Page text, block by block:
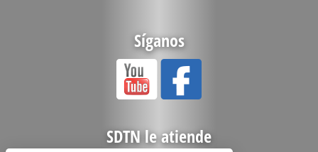
Síganos
SDTN le atiende